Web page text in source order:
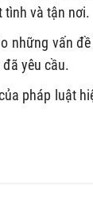
tình và tận nơi.
những vấn
yêu cầu.
pháp luật